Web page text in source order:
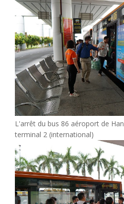
L'arrêt du bus 86 aéroport de
terminal 2 (international)